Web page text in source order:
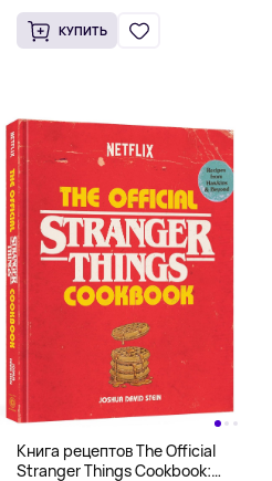
КУПИТЬ
Книга рецептов The Official
Stranger Things Cookbook: